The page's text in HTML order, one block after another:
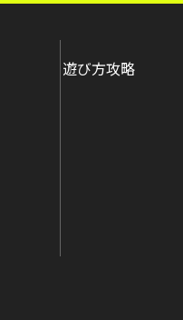
遊び方攻略